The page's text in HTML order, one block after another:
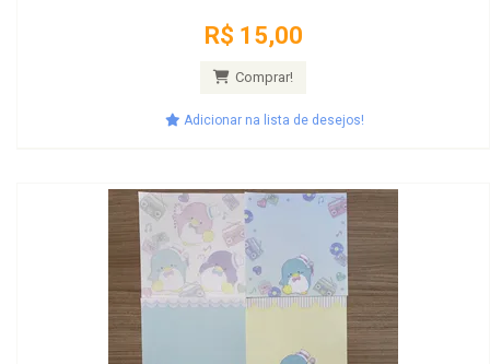
R$ 15,00
Comprar!
Adicionar na lista de desejos!